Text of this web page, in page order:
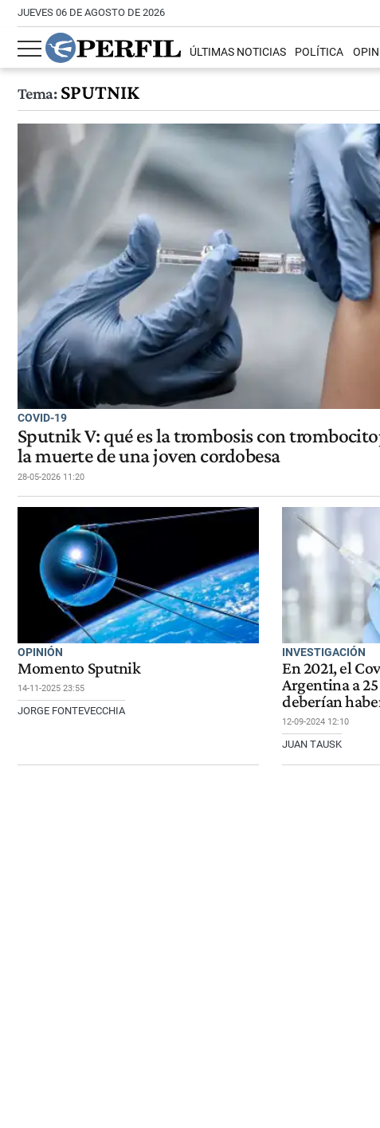
JUEVES 06 DE AGOSTO DE 2026
ÚLTIMAS NOTICIAS POLÍTICA
Tema:SPUTNIK
COVID-19
Sputnik V: qué es la trombosis con
la muerte de una joven cordobesa
28-05-2026 11:20
OPINIÓN
Momento Sputnik
14-11-2025 23:55
JORGE FONTEVECCHIA
INVESTIGACIÓN
En 2021, el
Argentina a
deberían
12-09-2024 12:10
JUAN TAUSK